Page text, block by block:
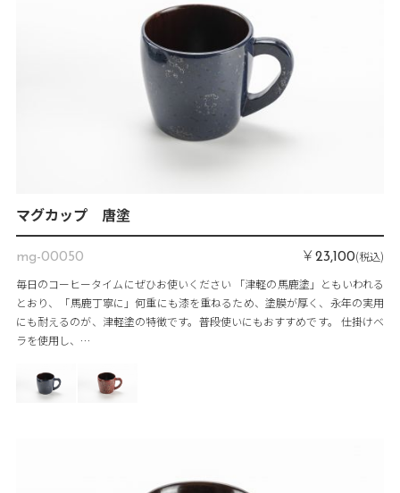
マグカップ 唐塗
mg-00050 ￥23,100(税込)
毎日のコーヒータイムにぜひお使いください 「津軽の馬鹿塗」ともいわれる
とおり、「馬鹿丁寧に」何重にも漆を重ねるため、塗膜が厚く、永年の実用
にも耐えるのが、津軽塗の特徴です。普段使いにもおすすめです。 仕掛けベ
ラを使用し、…